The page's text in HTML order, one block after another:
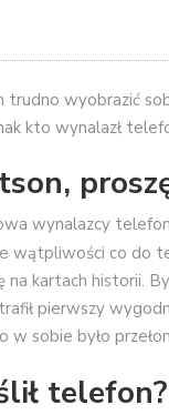
trudno wyobrazić
kto wynalazł
wynalazcy
wątpliwości co do
na kartach historii.
pierwszy
w sobie było